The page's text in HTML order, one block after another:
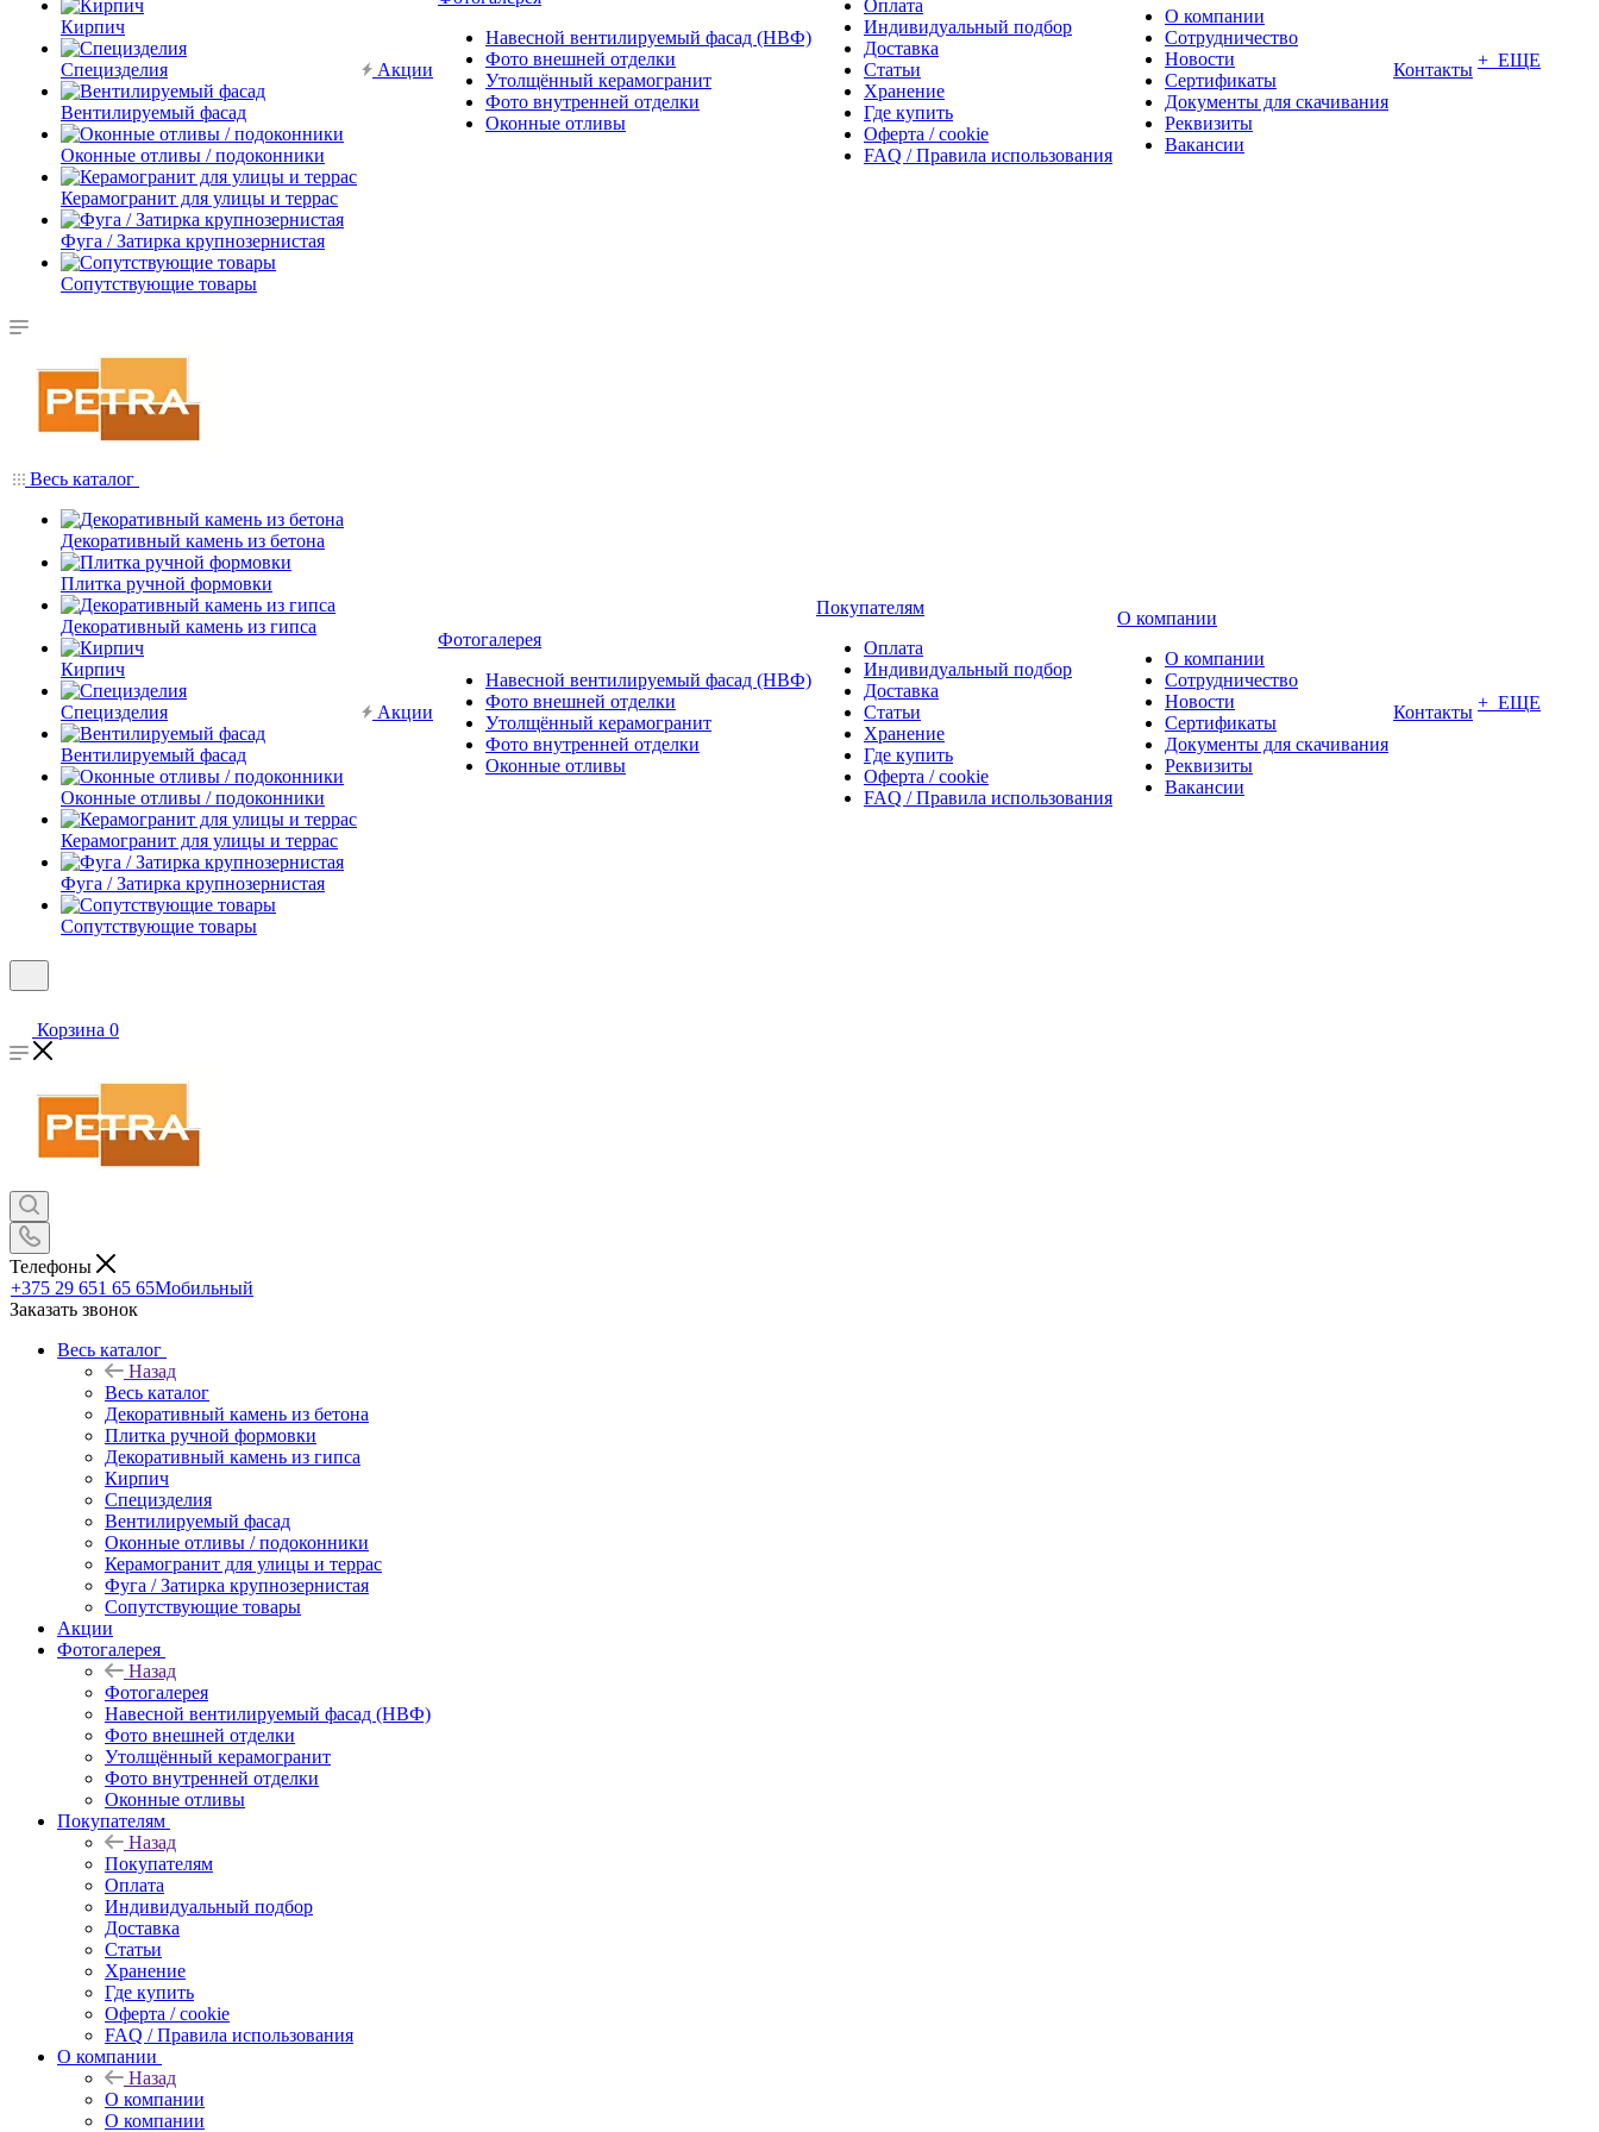
Кирпич
Специзделия
Вентилируемый фасад
Оконные отливы / подоконники
Керамогранит для улицы и террас
Фуга / Затирка крупнозернистая
Сопутствующие товары
Акции
Навесной вентилируемый фасад (НВФ)
Фото внешней отделки
Утолщённый керамогранит
Фото внутренней отделки
Оконные отливы
Оплата
Индивидуальный подбор
Доставка
Статьи
Хранение
Где купить
Оферта / cookie
FAQ / Правила использования
О компании
Сотрудничество
Новости
Сертификаты
Документы для скачивания
Реквизиты
Вакансии
Контакты + ЕЩЕ
Весь каталог
Декоративный камень из бетона
Плитка ручной формовки
Декоративный камень из гипса
Кирпич
Специзделия
Вентилируемый фасад
Оконные отливы / подоконники
Керамогранит для улицы и террас
Фуга / Затирка крупнозернистая
Сопутствующие товары
Акции
Фотогалерея
Навесной вентилируемый фасад (НВФ)
Фото внешней отделки
Утолщённый керамогранит
Фото внутренней отделки
Оконные отливы
Покупателям
Оплата
Индивидуальный подбор
Доставка
Статьи
Хранение
Где купить
Оферта / cookie
FAQ / Правила использования
О компании
О компании
Сотрудничество
Новости
Сертификаты
Документы для скачивания
Реквизиты
Вакансии
Контакты + ЕЩЕ
Корзина 0
Телефоны
+375 29 651 65 65Мобильный
Заказать звонок
Весь каталог
Назад
Весь каталог
Декоративный камень из бетона
Плитка ручной формовки
Декоративный камень из гипса
Кирпич
Специзделия
Вентилируемый фасад
Оконные отливы / подоконники
Керамогранит для улицы и террас
Фуга / Затирка крупнозернистая
Сопутствующие товары
Акции
Фотогалерея
Назад
Фотогалерея
Навесной вентилируемый фасад (НВФ)
Фото внешней отделки
Утолщённый керамогранит
Фото внутренней отделки
Оконные отливы
Покупателям
Назад
Покупателям
Оплата
Индивидуальный подбор
Доставка
Статьи
Хранение
Где купить
Оферта / cookie
FAQ / Правила использования
О компании
Назад
О компании
О компании